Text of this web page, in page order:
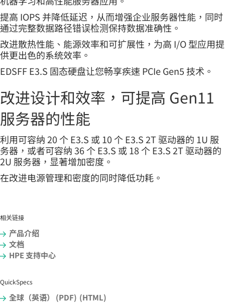
提高 IOPS 并降低延迟，从而增强企业服务器性能，同时
通过完整数据路径错误检测保持数据准确性。
改进散热性能、能源效率和可扩展性，为高 I/O 型应用提
供更出色的系统效率。
EDSFF E3.S 固态硬盘让您畅享疾速 PCIe Gen5 技术。
改进设计和效率，可提高 Gen11
服务器的性能
利用可容纳 20 个 E3.S 或 10 个 E3.S 2T 驱动器的 1U 服
务器，或者可容纳 36 个 E3.S 或 18 个 E3.S 2T 驱动器的
2U 服务器，显著增加密度。
在改进电源管理和密度的同时降低功耗。
相关链接
产品介绍
文档
HPE 支持中心
QuickSpecs
全球（英语） (PDF) (HTML)